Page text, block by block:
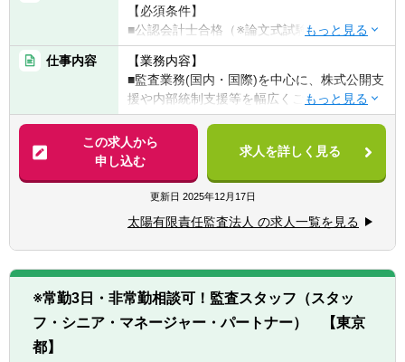
大手再生ファームに比べWLBを保てる環境で
す！
新規の案件を1から数を打って携わっていく
というよりは、より1つの会社への支援に集
中しやすく、持続的に本質的なコンサル業務
を行えます。
コンサルタントが疲弊することなく長期的に
お客様に寄り添い、支援が可能な環境となっ
ています。
【必須条件】
■公認会計士合格（※論文式試験合格者を含
む）もしくはUSCPA全科目合格をされている
方。
■主査としての経験がある方
【歓迎要件】
■主査（主任・現場責任者）経験 1年以上
▽契約社員の場合
【必須要件】
■公認会計士（※論文式試験合格者を含む）
験
【歓迎要件】
■主査（主任・現場責任者）経験 1年以上
仕事内容
【業務内容】
■監査業務(国内・国際)を中心に、株式公開支
援や内部統制支援等を幅広くご担当いただき
ます。
■部門ごとに案件を細分化していないため、
横断的に業務を経験することができます。
※監査とアドバイザリー業務の割合について
は、ご本人の希望を考慮します。
【具体的には】
▽国際業務
■リファードイン業務：各国グラントソント
ンの監査クライアント（外資系企業）の日本
子会社の監査業務等への対応
（監査、特定項目の監査手続、合意された手
この求人から
申し込む
求人を詳しく見る
更新日 2025年12月17日
太陽有限責任監査法人 の求人一覧を見る
※常勤3日・非常勤相談可！監査スタッフ（スタッ
フ・シニア・マネージャー・パートナー） 【東京
都】